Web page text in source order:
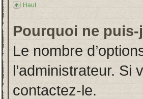
Haut
Pourquoi ne
Le nombre
l’administrateur. Si
contactez-le.